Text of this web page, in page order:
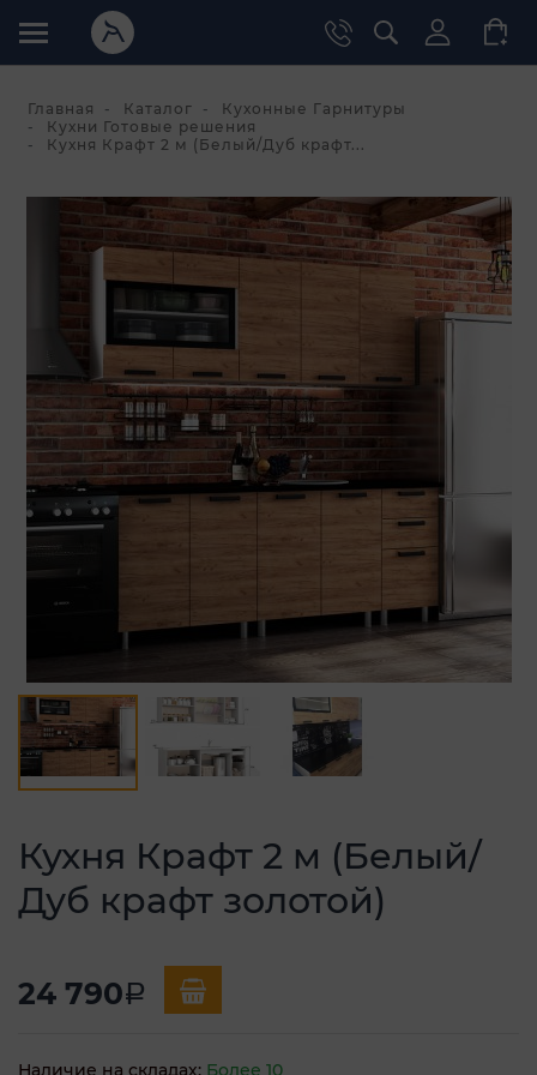
Главная Каталог
Кухонные Гарнитуры
Кухни Готовые решения
Кухня Крафт 2 м (Белый/Дуб крафт...
Кухня Крафт 2 м (Белый/
Дуб крафт золотой)
24 790a
Наличие на складах: Более 10